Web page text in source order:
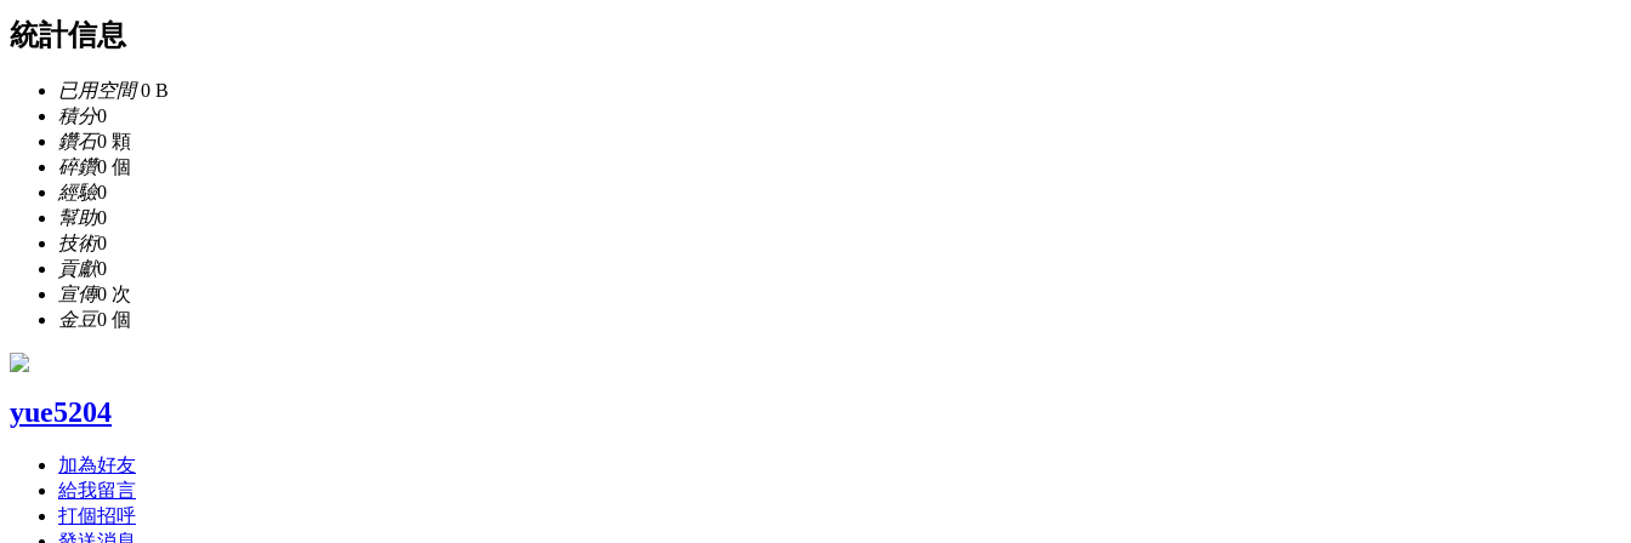
統計信息
已用空間0 B
積分0
鑽石0 顆
碎鑽0 個
經驗0
幫助0
技術0
貢獻0
宣傳0 次
金豆0 個
yue5204
加為好友
給我留言
打個招呼